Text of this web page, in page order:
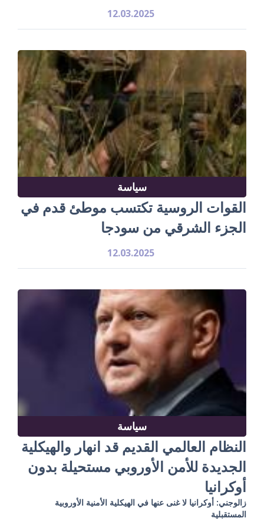
12.03.2025
سياسة
القوات الروسية تكتسب موطئ قدم في
الجزء الشرقي من سودجا
12.03.2025
سياسة
النظام العالمي القديم قد انهار والهيكلية
الجديدة للأمن الأوروبي مستحيلة بدون
أوكرانيا
زالوجني: أوكرانيا لا غنى عنها في الهيكلية الأمنية الأوروبية
المستقبلية